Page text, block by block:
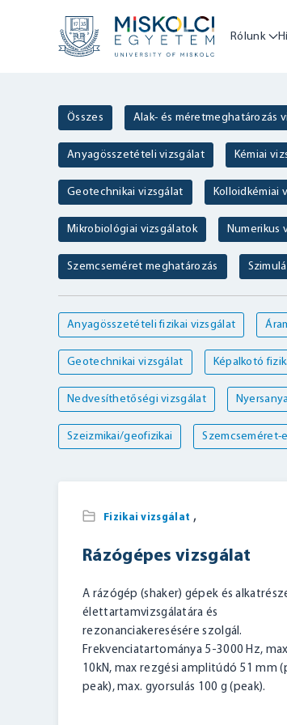
Rólunk
Összes Alak- és méretmeghatározás
Anyagösszetételi vizsgálat Kémiai
Geotechnikai vizsgálat Kolloidkémiai
Mikrobiológiai vizsgálatok Numerikus
Szemcseméret meghatározás
Anyagösszetételi fizikai vizsgálat
Geotechnikai vizsgálat Képalkotó
Nedvesíthetőségi vizsgálat
Szeizmikai/geofizikai Szemcseméret-
Fizikai vizsgálat ,
Rázógépes vizsgálat
A rázógép (shaker) gépek és
élettartamvizsgálatára és
rezonanciakeresésére szolgál.
Frekvenciatartománya 5-3000 Hz,
10kN, max rezgési amplitúdó 51 mm
peak), max. gyorsulás 100 g (peak).